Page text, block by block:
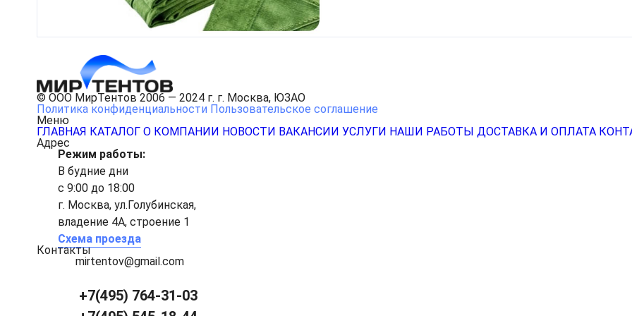
© ООО МирТентов 2006 — 2024 г. г. Москва, ЮЗАО
Политика конфиденциальности Пользовательское соглашение
Меню
ГЛАВНАЯ КАТАЛОГ О КОМПАНИИ НОВОСТИ ВАКАНСИИ УСЛУГИ НАШИ РАБОТЫ ДОСТАВКА И ОПЛАТА
Адрес
Режим работы:
В будние дни
с 9:00 до 18:00
г. Москва, ул.Голубинская,
владение 4А, строение 1
Схема проезда
Контакты
mirtentov@gmail.com
+7(495) 764-31-03